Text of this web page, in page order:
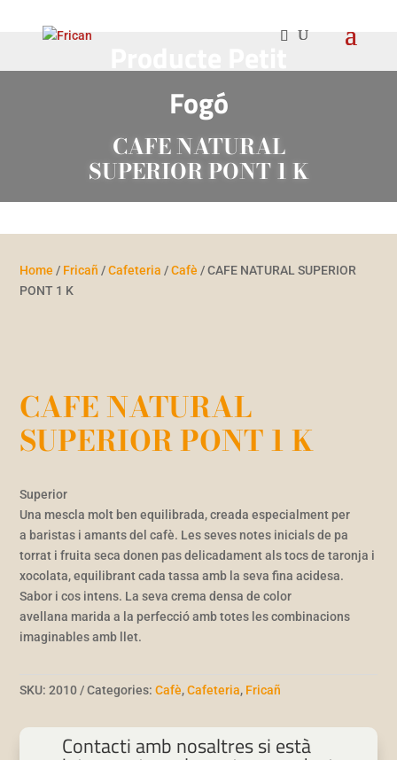
Fogó
CAFE NATURAL
SUPERIOR PONT 1 K
Home / Fricañ /Cafeteria /Cafè / CAFE NATURAL SUPERIOR
PONT 1 K
CAFE NATURAL
SUPERIOR PONT 1 K
Superior
Una mescla molt ben equilibrada, creada especialment per
a baristas i amants del cafè. Les seves notes inicials de pa
torrat i fruita seca donen pas delicadament als tocs de taronja i
xocolata, equilibrant cada tassa amb la seva fina acidesa.
Sabor i cos intens. La seva crema densa de color
avellana marida a la perfecció amb totes les combinacions
imaginables amb llet.
SKU:2010 Categories:Cafè,Cafeteria, Fricañ
Contacti amb nosaltres si està